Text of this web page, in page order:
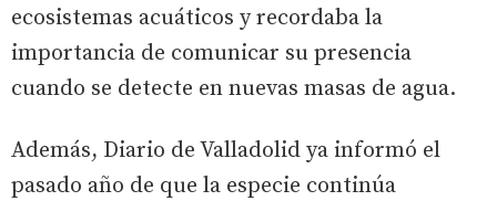
ecosistemas acuáticos y recordaba la
importancia de comunicar su presencia
cuando se detecte en nuevas masas de agua.
Además, Diario de Valladolid ya informó el
pasado año de que la especie continúa